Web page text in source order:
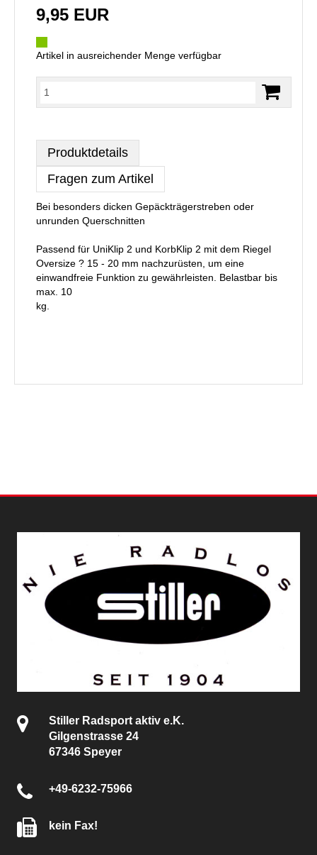
9,95 EUR
Artikel in ausreichender Menge verfügbar
Produktdetails
Fragen zum Artikel
Bei besonders dicken Gepäckträgerstreben oder
unrunden Querschnitten
Passend für UniKlip 2 und KorbKlip 2 mit dem Riegel
Oversize ? 15 - 20 mm nachzurüsten, um eine
einwandfreie Funktion zu gewährleisten. Belastbar bis
max. 10
kg.
Stiller Radsport aktiv e.K.
Gilgenstrasse 24
67346 Speyer
+49-6232-75966
kein Fax!